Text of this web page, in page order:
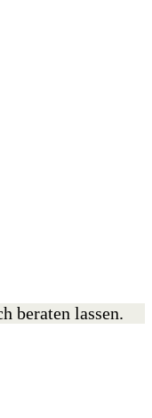
beraten lassen.